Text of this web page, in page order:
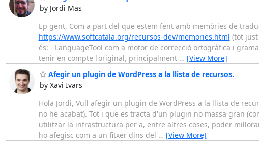
by Jordi Mas
Ep gent, Com a part del que estem fent amb memòries de
https://www.softcatala.org/recursos-dev/memories.html (tot
és: - LanguageTool com a motor de correcció ortogràfica i
tenir en compte l'original, principalment … [View More]
Afegir un plugin de WordPress a la llista de recursos.
by Xavi Ivars
Hola Jordi, Vull afegir un plugin de WordPress a la llista de
no he acabat). Tot i que es tracta d'un plugin no massa gran
utilitzar la infrastructura per a, entre altres coses, poder
ho afegisc com a un fitxer dins del … [View More]